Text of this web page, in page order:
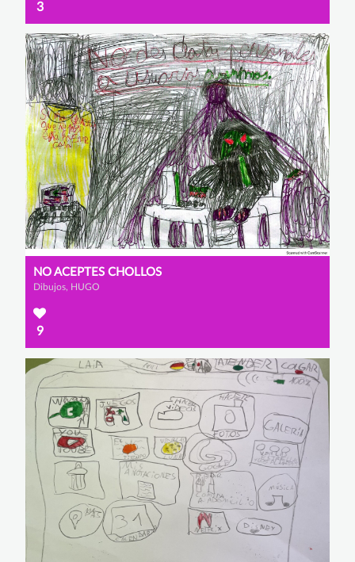
3
NO ACEPTES CHOLLOS
Dibujos, HUGO
9